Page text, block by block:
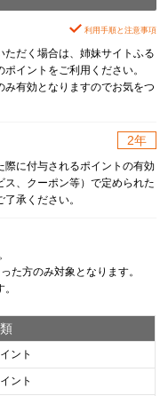
利用手順と注意事項
だく場合は、姉妹サイトふる
イントをご利用ください。
み有効となりますのでお気をつ
2年
際に付与されるポイントの有効
、クーポン等）で定められた
承ください。
た方のみ対象となります。
ント
ント